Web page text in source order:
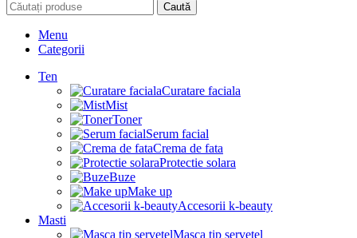
Caută
Menu
Categorii
Ten
Curatare faciala
Mist
Toner
Serum facial
Crema de fata
Protectie solara
Buze
Make up
Accesorii k-beauty
Masti
Masca tip servetel